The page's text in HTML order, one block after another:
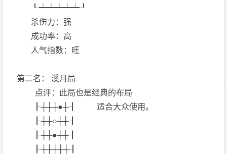
┖┷┷┷┷┷┚
杀伤力：强
成功率：高
人气指数：旺
第二名： 溪月局
点评：此局也是经典的布局
┠┼┼┼●┼┨ 适合大众使用。
┠┼┼○┼┼┨
┠┼┼●┼┼┨
┠┼┼┼┼┼┨